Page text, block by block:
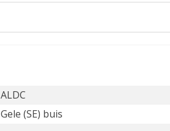
ALDC
Gele (SE) buis